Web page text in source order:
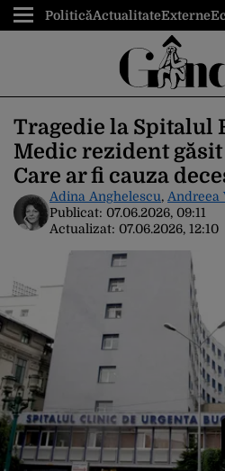
PoliticăActualitateExterne
Tragedie la Spitalul
Medic rezident
Care ar fi cauza
Adina Anghelescu, Andreea
Publicat: 07.06.2026, 09:11
Actualizat: 07.06.2026, 12:10